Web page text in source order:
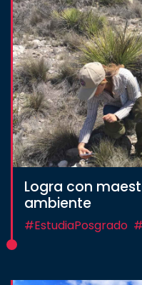
Logra con
ambiente
#EstudiaPosgrado